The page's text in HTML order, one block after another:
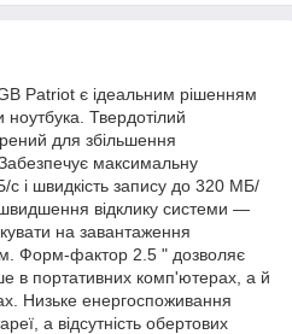
Patriot є ідеальним рішенням
ноутбука. Твердотілий
для збільшення
максимальну
і швидкість запису до 320 МБ/
відклику системи —
на завантаження
Форм-фактор 2.5 " дозволяє
в портативних комп'ютерах, а й
Низьке енергоспоживання
а відсутність обертових